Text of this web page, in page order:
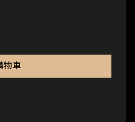
物車